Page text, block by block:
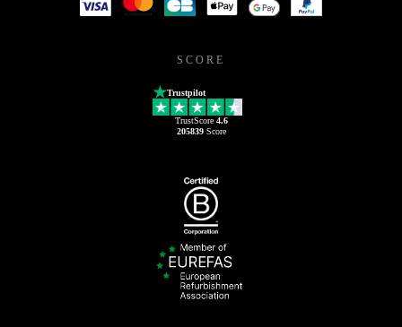
SCORE
Trustpilot
TrustScore 4.6
205839Score